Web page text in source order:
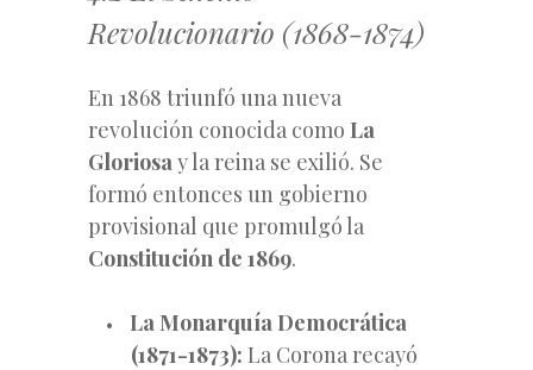
Revolucionario (1868-1874)
En 1868 triunfó una nueva
revolución conocida como La
Gloriosay la reina se exilió. Se
formó entonces un gobierno
provisional que promulgó la
Constitución de 1869.
La Monarquía Democrática
(1871-1873): La Corona recayó